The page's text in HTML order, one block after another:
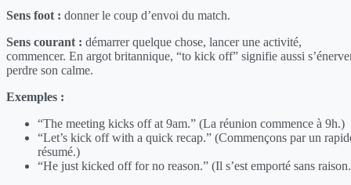
Sens foot : donner le coup d’envoi du match.
Sens courant : démarrer quelque chose, lancer une activité,
commencer. En argot britannique, “to kick off” signifie aussi
perdre son calme.
Exemples :
“The meeting kicks off at 9am.” (La réunion commence à 9h.)
“Let’s kick off with a quick recap.” (Commençons par un
résumé.)
“He just kicked off for no reason.” (Il s’est emporté sans